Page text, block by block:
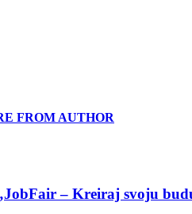
FROM AUTHOR
– Kreiraj svoju